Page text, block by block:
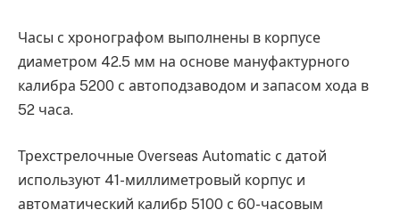
Часы с хронографом выполнены в корпусе
диаметром 42.5 мм на основе мануфактурного
калибра 5200 с автоподзаводом и запасом хода в
52 часа.
Трехстрелочные Overseas Automatic с датой
используют 41-миллиметровый корпус и
автоматический калибр 5100 с 60-часовым